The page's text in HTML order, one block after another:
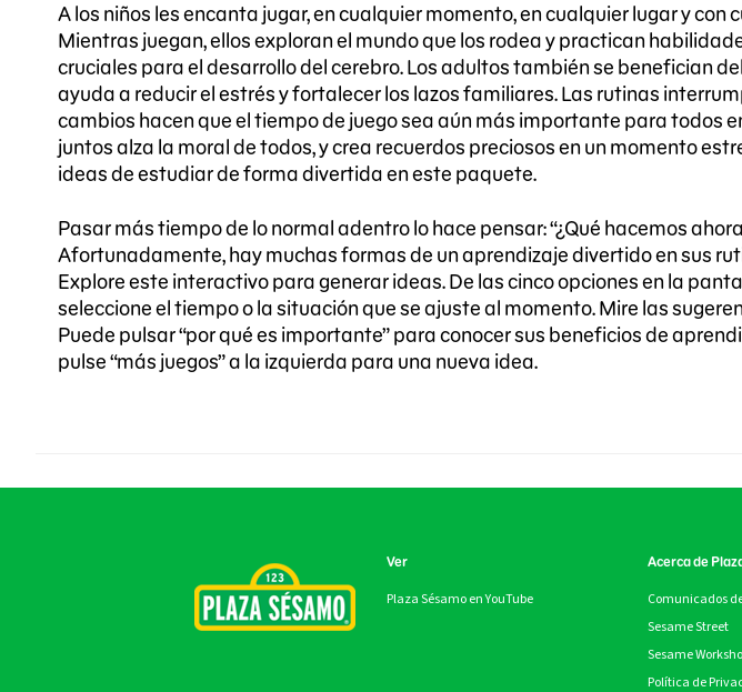
A los niños les encanta jugar, en cualquier momento, en cualquier lugar y con
Mientras juegan, ellos exploran el mundo que los rodea y practican
cruciales para el desarrollo del cerebro. Los adultos también se benefician
ayuda a reducir el estrés y fortalecer los lazos familiares. Las rutinas
cambios hacen que el tiempo de juego sea aún más importante para todos
juntos alza la moral de todos, y crea recuerdos preciosos en un momento
ideas de estudiar de forma divertida en este paquete.
Pasar más tiempo de lo normal adentro lo hace pensar: “¿Qué hacemos
Afortunadamente, hay muchas formas de un aprendizaje divertido en sus
Explore este interactivo para generar ideas. De las cinco opciones en la
seleccione el tiempo o la situación que se ajuste al momento. Mire las
Puede pulsar “por qué es importante” para conocer sus beneficios de
pulse “más juegos” a la izquierda para una nueva idea.
Ver
Plaza Sésamo en YouTube
Acerca de
Comunicados
Sesame Street
Sesame
Política de